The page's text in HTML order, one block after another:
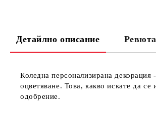
Детайлно описание Ревюта
Коледна персонализирана
оцветяване. Това, какво искате да
одобрение.